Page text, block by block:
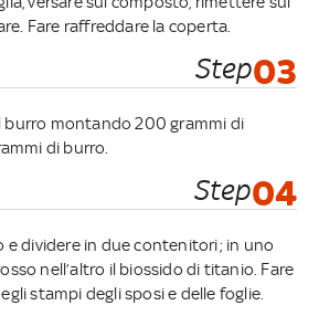
Fare raffreddare la coperta.
Step03
burro montando 200 grammi di
di burro.
Step04
e dividere in due contenitori; in uno
nell’altro il biossido di titanio. Fare
stampi degli sposi e delle foglie.